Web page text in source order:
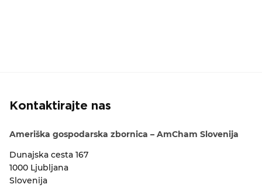
Kontaktirajte nas
Ameriška gospodarska zbornica – AmCham Slovenija
Dunajska cesta 167
1000 Ljubljana
Slovenija